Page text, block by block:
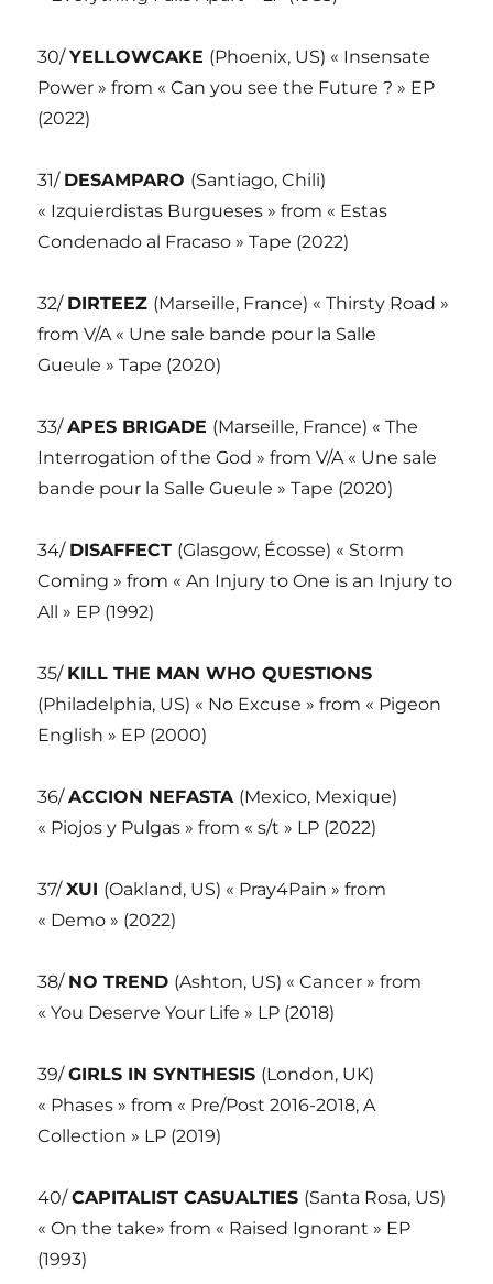
30/YELLOWCAKE (Phoenix, US) « Insensate
Power » from « Can you see the Future ? » EP
(2022)
31/ DESAMPARO (Santiago, Chili)
« Izquierdistas Burgueses » from « Estas
Condenado al Fracaso » Tape (2022)
32/ DIRTEEZ (Marseille, France) « Thirsty Road »
from V/A « Une sale bande pour la Salle
Gueule » Tape (2020)
33/APES BRIGADE (Marseille, France) « The
Interrogation of the God » from V/A « Une sale
bande pour la Salle Gueule » Tape (2020)
34/ DISAFFECT (Glasgow, Écosse) « Storm
Coming » from « An Injury to One is an Injury to
All » EP (1992)
35/ KILL THE MAN WHO QUESTIONS
(Philadelphia, US) « No Excuse » from « Pigeon
English » EP (2000)
36/ACCION NEFASTA (Mexico, Mexique)
« Piojos y Pulgas » from « s/t » LP (2022)
37/XUI (Oakland, US) « Pray4Pain » from
« Demo » (2022)
38/ NO TREND (Ashton, US) « Cancer » from
« You Deserve Your Life » LP (2018)
39/GIRLS IN SYNTHESIS (London, UK)
« Phases » from « Pre/Post 2016-2018, A
Collection » LP (2019)
40/CAPITALIST CASUALTIES (Santa Rosa, US)
« On the take» from « Raised Ignorant » EP
(1993)